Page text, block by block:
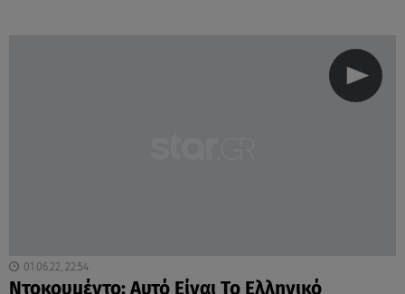
01.06.22, 22:54
Ντοκουμέντο: Αυτό Είναι Το Ελληνικό